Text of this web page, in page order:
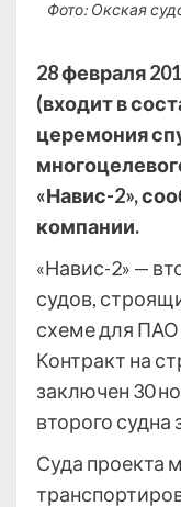
Фото: Окская
28 февраля
(входит в
церемония
«Навис-2»,
компании.
«Навис-2» —
судов,
схеме для ПАО
Контракт на
заключен 30
второго судна
Суда проекта